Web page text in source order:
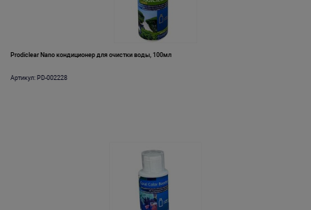
Prodiclear Nano кондиционер для очистки воды, 100мл
Артикул: PD-002228